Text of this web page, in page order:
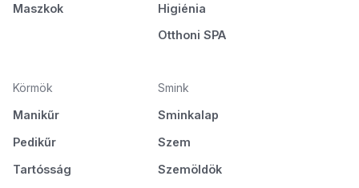
Maszkok
Higiénia
Otthoni SPA
Körmök
Manikűr
Pedikűr
Tartósság
Smink
Sminkalap
Szem
Szemöldök